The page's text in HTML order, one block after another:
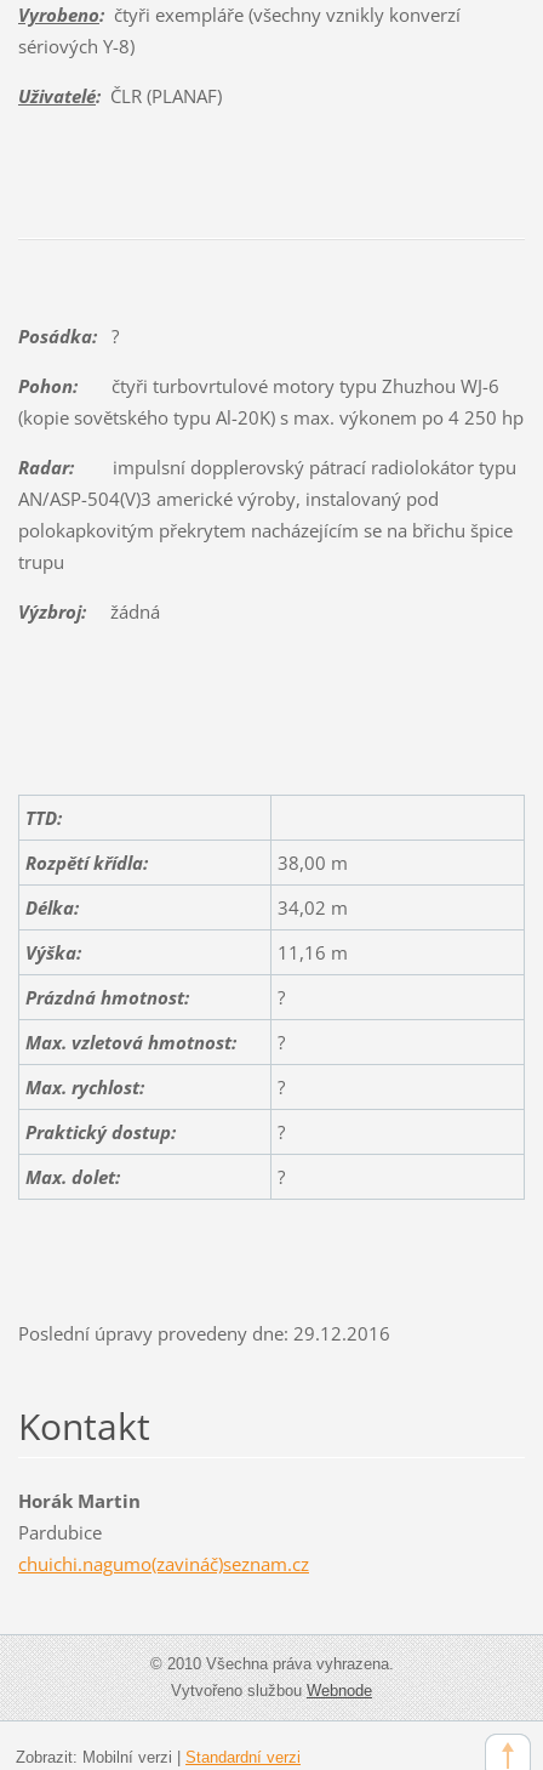
Vyrobeno:čtyři exempláře (všechny vznikly konverzí
sériových Y-8)
Uživatelé:ČLR (PLANAF)
Posádka:?
Pohon:čtyři turbovrtulové motory typu Zhuzhou WJ-6
(kopie sovětského typu Al-20K) s max. výkonem po 4 250 hp
Radar:impulsní dopplerovský pátrací radiolokátor typu
AN/ASP-504(V)3 americké výroby, instalovaný pod
polokapkovitým překrytem nacházejícím se na břichu špice
trupu
Výzbroj:žádná
TTD:
Rozpětí křídla:
38,00 m
Délka:
34,02 m
Výška:
11,16 m
Prázdná hmotnost:
?
Max. vzletová hmotnost:
?
Max. rychlost:
?
Praktický dostup:
?
Max. dolet:
?
Poslední úpravy provedeny dne: 29.12.2016
Kontakt
Horák Martin
Pardubice
chuichi.nagumo(zavináč)seznam.cz
© 2010 Všechna práva vyhrazena.
Vytvořeno službouWebnode
Zobrazit: Mobilní verzi Standardní verzi